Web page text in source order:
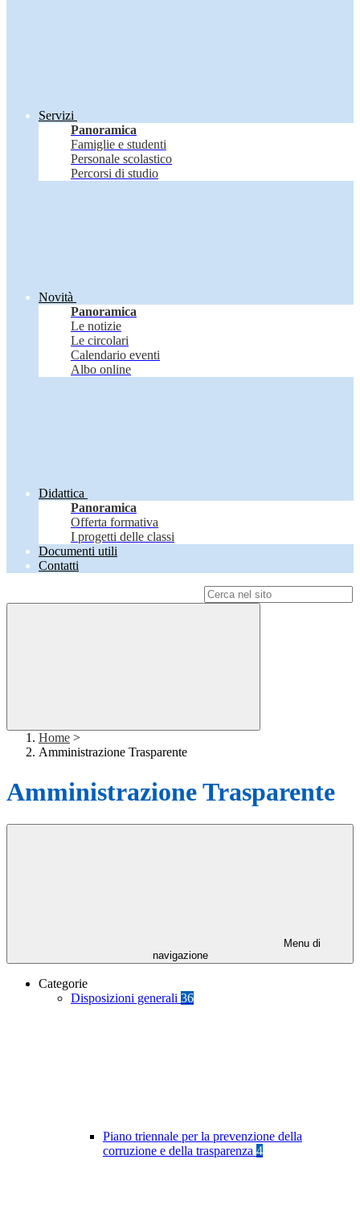
Servizi
Panoramica
Famiglie e studenti
Personale scolastico
Percorsi di studio
Novità
Panoramica
Le notizie
Le circolari
Calendario eventi
Albo online
Didattica
Panoramica
Offerta formativa
I progetti delle classi
Documenti utili
Contatti
Home >
Amministrazione Trasparente
Amministrazione Trasparente
Menu di
navigazione
Categorie
Disposizioni generali 36
Piano triennale per la prevenzione della
corruzione e della trasparenza 4